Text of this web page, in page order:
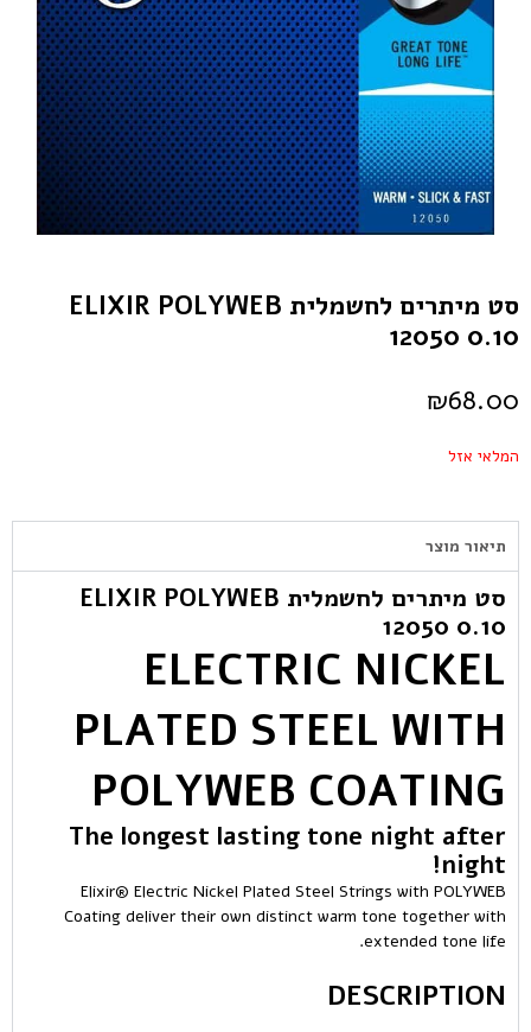
סט מיתרים לחשמלית ELIXIR POLYWEB
12050 0.10
₪68.00
המלאי אזל
תיאור מוצר
סט מיתרים לחשמלית ELIXIR POLYWEB
12050 0.10
ELECTRIC NICKEL
PLATED STEEL WITH
POLYWEB COATING
The longest lasting tone night after
night!
Elixir® Electric Nickel Plated Steel Strings with POLYWEB
Coating deliver their own distinct warm tone together with
extended tone life.
DESCRIPTION